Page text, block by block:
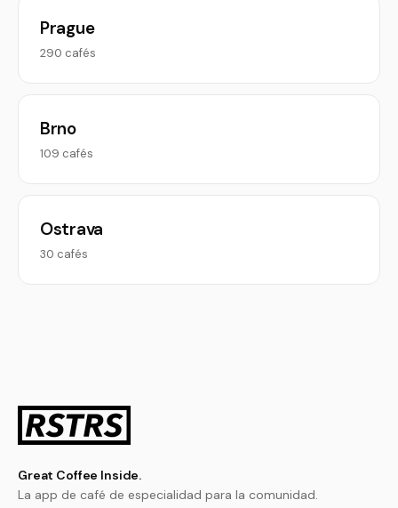
Prague
290 cafés
Brno
109 cafés
Ostrava
30 cafés
Great Coffee Inside.
La app de café de especialidad para la comunidad.